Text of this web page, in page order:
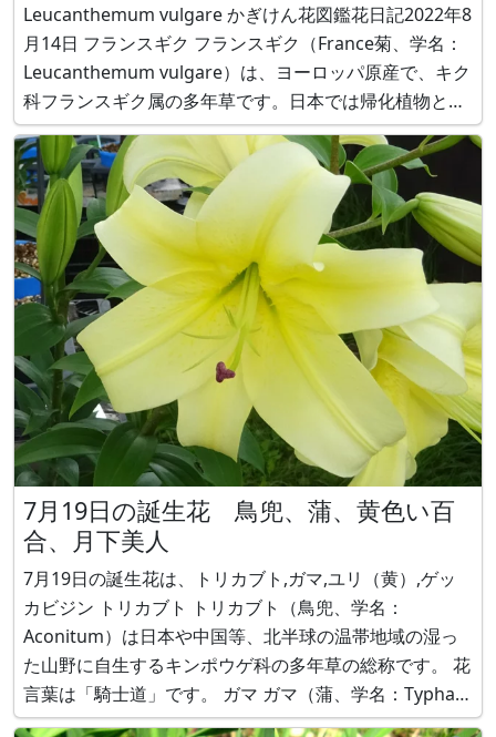
Leucanthemum vulgare かぎけん花図鑑花日記2022年8
月14日 フランスギク フランスギク（France菊、学名：
Leucanthemum vulgare）は、ヨーロッパ原産で、キク
科フランスギク属の多年草です。日本では帰化植物とな
っています。マーガレット（Marguerite、学名：
Argyranthemum f
7月19日の誕生花 鳥兜、蒲、黄色い百
合、月下美人
7月19日の誕生花は、トリカブト,ガマ,ユリ（黄）,ゲッ
カビジン トリカブト トリカブト（鳥兜、学名：
Aconitum）は日本や中国等、北半球の温帯地域の湿っ
た山野に自生するキンポウゲ科の多年草の総称です。 花
言葉は「騎士道」です。 ガマ ガマ（蒲、学名：Typha
latifolia）は、北半球の温暖地帯と、南半球のオースト